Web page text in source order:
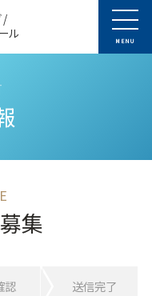
/
ル
MENU
集
認 送信完了